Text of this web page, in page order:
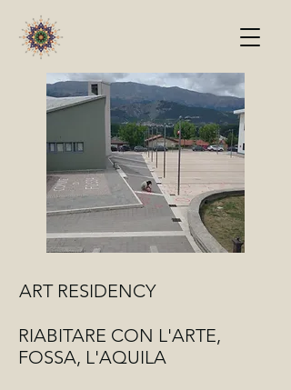
ART RESIDENCY
RIABITARE CON L'ARTE,
FOSSA, L'AQUILA